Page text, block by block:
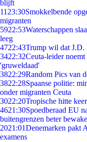
blijft
11 23:30Smokkelbende
migranten
5922:53Waterschappen
leeg
4722:43Trump wil dat J.D.
3422:32Ceuta-leider
'gruweldaad'
3822:29Random Pics van
3822:28Spaanse politie:
onder migranten Ceuta
3022:20Tropische hitte
4621:30Spoedberaad EU
buitengrenzen beter
2021:01Denemarken pakt
examens